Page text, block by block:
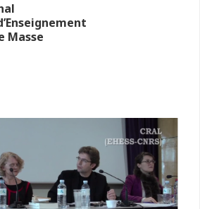
Masse